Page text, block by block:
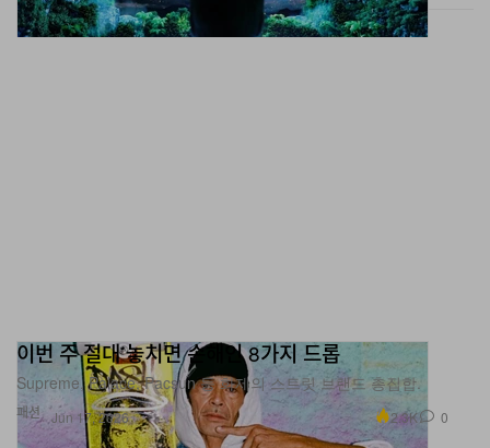
패션
이번 주 절대 놓치면 손해인 8가지 드롭
Supreme, Palace, Pacsun 등 화제의 스트릿 브랜드 총집합.
Jun 17, 2026 2.3K 0